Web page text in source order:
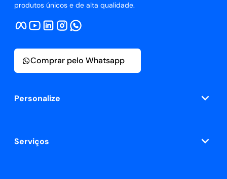
produtos únicos e de alta qualidade.
Personalize
Serviços
Comprar pelo Whatsapp